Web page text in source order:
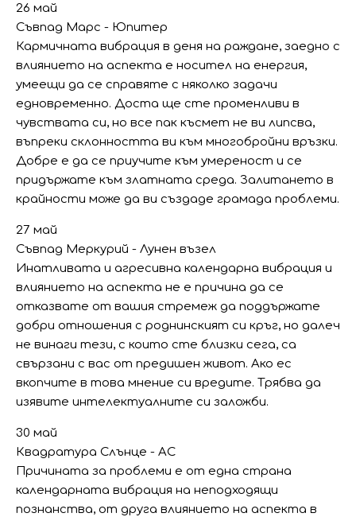
26 май
Съвпад Марс - Юпитер
Кармичната вибрация в деня на раждане, заедно с
влиянието на аспекта е носител на енергия,
умеещи да се справяте с няколко задачи
едновременно. Доста ще сте променливи в
чувствата си, но все пак късмет не ви липсва,
въпреки склонността ви към многобройни връзки.
Добре е да се приучите към умереност и се
придържате към златната среда. Залитането в
крайности може да ви създаде грамада проблеми.
27 май
Съвпад Меркурий - Лунен възел
Инатливата и агресивна календарна вибрация и
влиянието на аспекта не е причина да се
отказвате от вашия стремеж да поддържате
добри отношения с роднинският си кръг, но далеч
не винаги тези, с които сте близки сега, са
свързани с вас от предишен живот. Ако ес
вкопчите в това мнение си вредите. Трябва да
изявите интелектуалните си заложби.
30 май
Квадратура Слънце - АС
Причината за проблеми е от една страна
календарната вибрация на неподходящи
познанства, от друга влиянието на аспекта в